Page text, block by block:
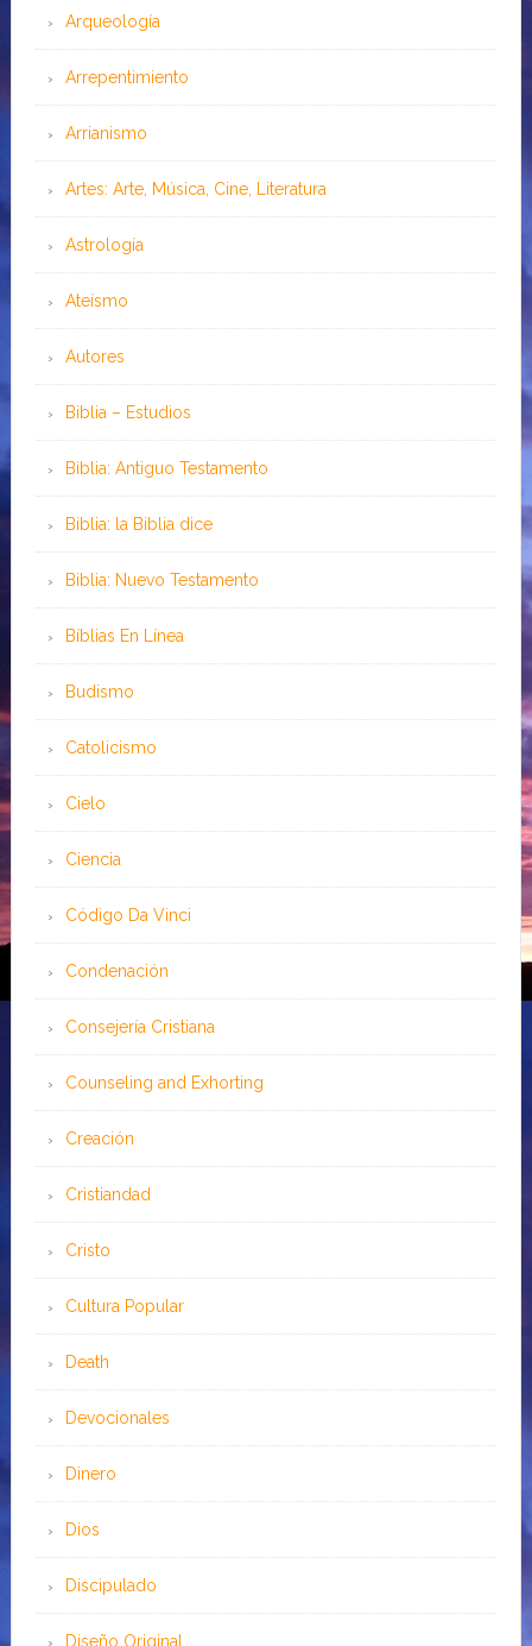
Arqueología
Arrepentimiento
Arrianismo
Artes: Arte, Música, Cine, Literatura
Astrología
Ateísmo
Autores
Biblia – Estudios
Biblia: Antiguo Testamento
Biblia: la Biblia dice
Biblia: Nuevo Testamento
Bíblias En Línea
Budismo
Catolicismo
Cielo
Ciencia
Código Da Vinci
Condenación
Consejería Cristiana
Counseling and Exhorting
Creación
Cristiandad
Cristo
Cultura Popular
Death
Devocionales
Dinero
Dios
Discipulado
Diseño Original